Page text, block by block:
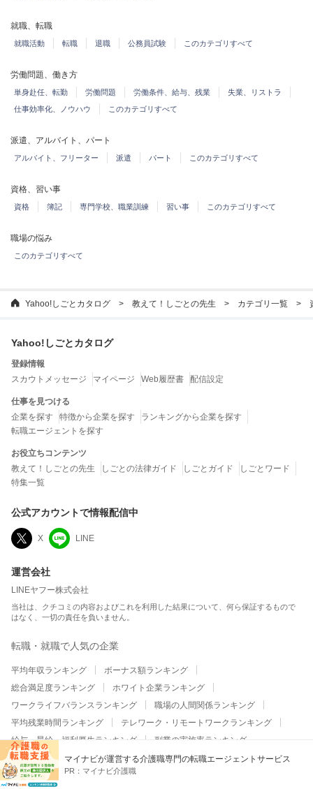
就職、転職
就職活動 転職 退職 公務員試験 このカテゴリすべて
労働問題、働き方
単身赴任、転勤 労働問題 労働条件、給与、残業
失業、リストラ
仕事効率化、ノウハウ
このカテゴリすべて
派遣、アルバイト、パート
アルバイト、フリーター 派遣 パート このカテゴリすべて
資格、習い事
資格 簿記 専門学校、職業訓練 習い事 このカテゴリすべて
職場の悩み
このカテゴリすべて
Yahoo!しごとカタログ 教えて！しごとの先生 カテゴリ一覧
マイナビが運営する介護職専門の転職エージェントサービス
PR： マイナビ介護職
Yahoo!しごとカタログ
登録情報
スカウトメッセージ
マイページ Web履歴書 配信設定
仕事を見つける
企業を探す
特徴から企業を探す
ランキングから企業を探す
転職エージェントを探す
お役立ちコンテンツ
教えて！しごとの先生
しごとの法律ガイド しごとガイド
しごとワード
特集一覧
公式アカウントで情報配信中
X LINE
運営会社
LINEヤフー株式会社
当社は、クチコミの内容およびこれを利用した結果について、何ら保証するもので
はなく、一切の責任を負いません。
転職・就職で人気の企業
平均年収ランキング
ボーナス額ランキング
総合満足度ランキング
ホワイト企業ランキング
ワークライフバランスランキング
職場の人間関係ランキング
平均残業時間ランキング
テレワーク・リモートワークランキング
給与・昇給・福利厚生ランキング
副業の実施率ランキング
大企業の平均年収ランキング
大企業のボーナス額ランキング
大企業の総合満足度ランキング